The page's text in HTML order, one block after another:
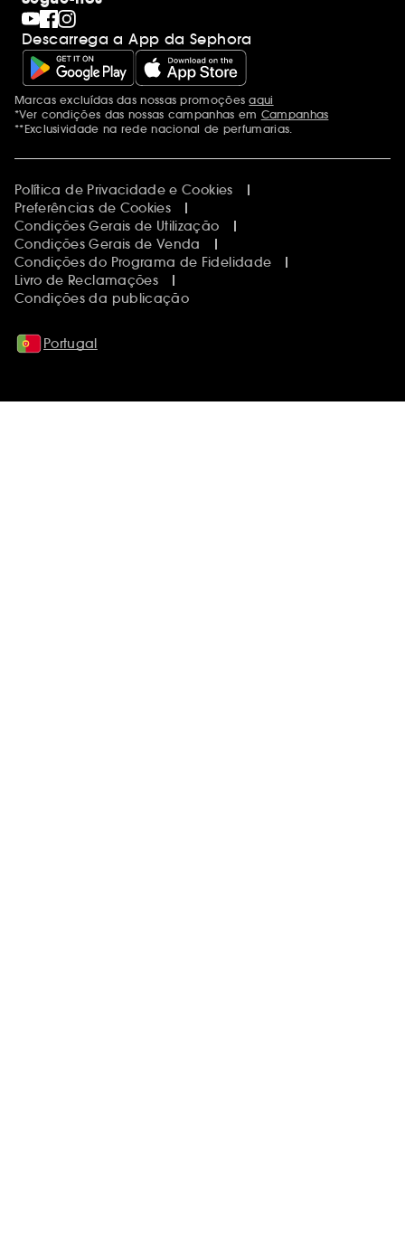
Descarrega a App da Sephora
Menções adicionais
Marcas excluídas das nossas promoçõesaqui
*Ver condições das nossas campanhas em Campanhas
**Exclusividade na rede nacional de perfumarias.
Política de Privacidade e Cookies
Preferências de Cookies
Condições Gerais de Utilização
Condições Gerais de Venda
Condições do Programa de Fidelidade
Livro de Reclamações
Condições da publicação
Portugal